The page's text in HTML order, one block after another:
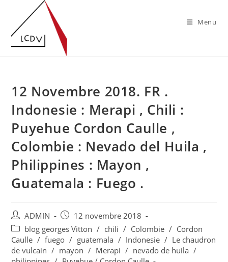
content
Menu
12 Novembre 2018. FR .
Indonesie : Merapi , Chili :
Puyehue Cordon Caulle ,
Colombie : Nevado del Huila ,
Philippines : Mayon ,
Guatemala : Fuego .
Auteur/autrice
de
la
publication :
ADMIN
Publication
publiée :
12 novembre 2018
Post
category:
blog georges Vitton / chili / Colombie / Cordon
Caulle / fuego / guatemala / Indonesie / Le chaudron
de vulcain / mayon / Merapi / nevado de huila /